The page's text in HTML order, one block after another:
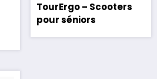
TourErgo – Scooters
pour séniors